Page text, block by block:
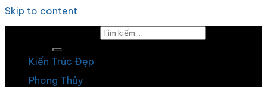
Skip to content
Kiến Trúc Đẹp
Phong Thủy